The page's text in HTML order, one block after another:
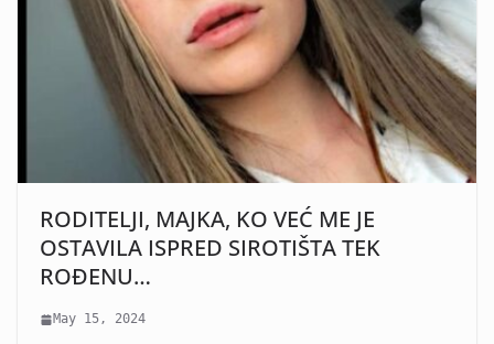
RODITELJI, MAJKA, KO VEĆ ME JE
OSTAVILA ISPRED SIROTIŠTA TEK
ROĐENU…
May 15, 2024